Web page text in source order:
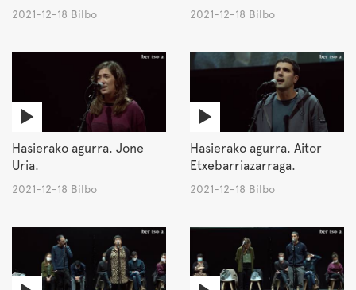
2021-12-18 Bilbo 2021-12-18 Bilbo
Hasierako agurra. Jone
Uria.
2021-12-18 Bilbo
Hasierako agurra. Aitor
Etxebarriazarraga.
2021-12-18 Bilbo